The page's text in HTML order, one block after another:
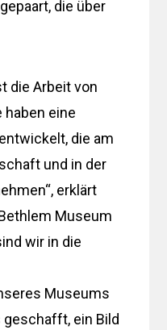
die über
die Arbeit von
eine
die am
und in der
erklärt
Museum
wir in die
Museums
geschafft, ein Bild